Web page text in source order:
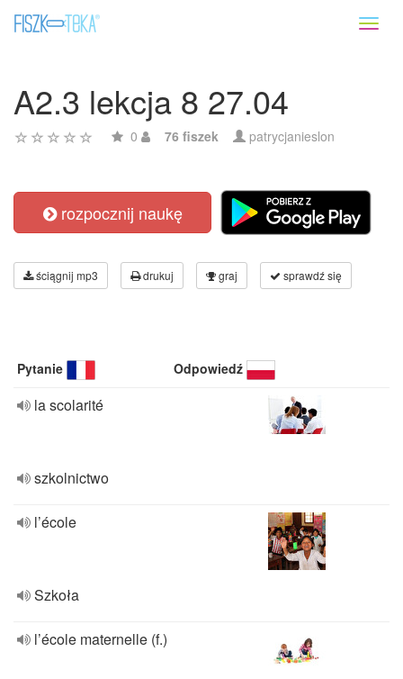
A2.3 lekcja 8 27.04
0 76 fiszek patrycjanieslon
rozpocznij naukę
ściągnij mp3 drukuj graj sprawdź się
Pytanie Odpowiedź
la scolarité
szkolnictwo
l’école
Szkoła
l’école maternelle (f.)